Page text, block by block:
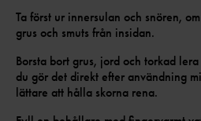
Ta först ur innersulan och snören,
grus och smuts från insidan.
Borsta bort grus, jord och torkad
du gör det direkt efter användning
lättare att hålla skorna rena.